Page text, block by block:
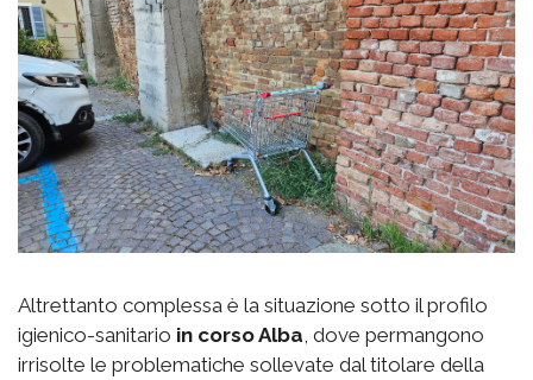
Altrettanto complessa è la situazione sotto il profilo
igienico-sanitario in corso Alba , dove permangono
irrisolte le problematiche sollevate dal titolare della